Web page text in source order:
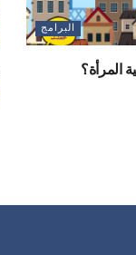
البرامج
المرأة؟